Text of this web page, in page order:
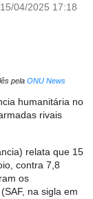
04/2025 17:18
pela ONU News
humanitária no
rivais
relata que 15
contra 7,8
os
na sigla em